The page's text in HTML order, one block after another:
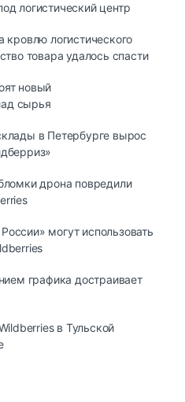
логистический центр
кровлю логистического
товара удалось спасти
новый
сырья
в Петербурге вырос
дрона повредили
могут использовать
графика достраивает
в Тульской